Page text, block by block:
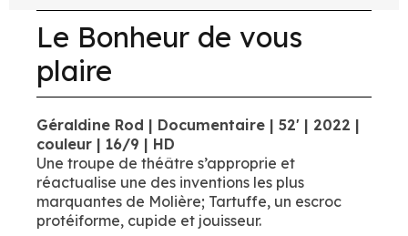
Le Bonheur de vous
plaire
Géraldine Rod | Documentaire | 52' | 2022 |
couleur | 16/9 | HD
Une troupe de théâtre s’approprie et
réactualise une des inventions les plus
marquantes de Molière; Tartuffe, un escroc
protéiforme, cupide et jouisseur.